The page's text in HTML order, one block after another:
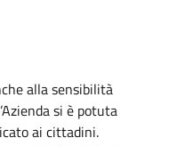
alla sensibilità
si è potuta
ai cittadini.